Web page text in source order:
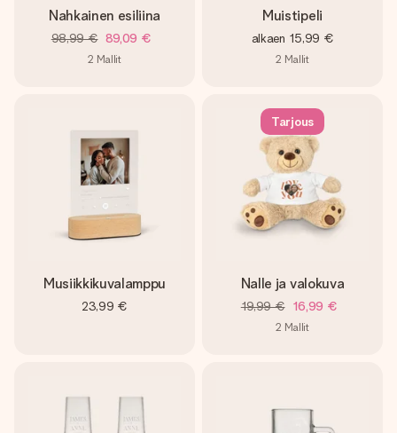
Nahkainen esiliina
98,99 € 89,09 €
2 Mallit
Muistipeli
alkaen 15,99 €
2 Mallit
Musiikkikuvalamppu
23,99 €
Tarjous
Nalle ja valokuva
19,99 € 16,99 €
2 Mallit